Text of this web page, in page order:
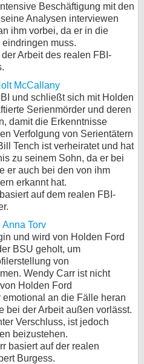
Beschäftigung mit den
Analysen interviewen
ihm vorbei, da er in die
muss.
Arbeit des realen FBI-
McCallany
und schließt sich mit Holden
Serienmörder und deren
damit die Erkenntnisse
Verfolgung von Serientätern
Tench ist verheiratet und hat
zu seinem Sohn, da er bei
er auch bei den von ihm
erkannt hat.
auf dem realen FBI-
Anna Torv
und wird von Holden Ford
BSU geholt, um
von
Wendy Carr ist nicht
Holden Ford
an die Fälle heran
bei der Arbeit außen vorlässt.
Verschluss, ist jedoch
beizustehen.
basiert auf der realen
Burgess.
Facebook
Einstellungen
Ansicht